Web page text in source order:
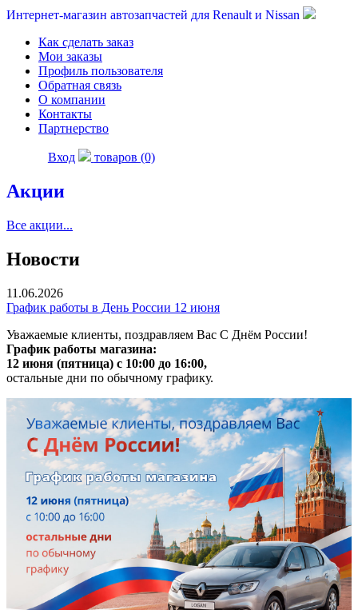
Интернет-магазин автозапчастей для Renault и Nissan
Как сделать заказ
Мои заказы
Профиль пользователя
Обратная связь
О компании
Контакты
Партнерство
Вход товаров (0)
Акции
Все акции...
Новости
11.06.2026
График работы в День России 12 июня
Уважаемые клиенты, поздравляем Вас С Днём России!
График работы магазина:
12 июня (пятница) с 10:00 до 16:00,
остальные дни по обычному графику.